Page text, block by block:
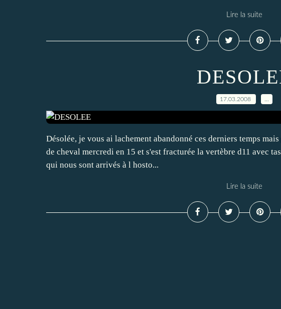
Lire la suite
17.03.2008
Désolée, je vous ai lachement abandonné ces derniers temps
de cheval mercredi en 15 et s'est fracturée la vertèbre d11 avec
qui nous sont arrivés à l hosto...
Lire la suite